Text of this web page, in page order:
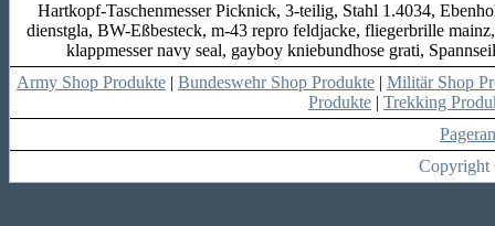
Hartkopf-Taschenmesser Picknick, 3-teilig, Stahl 1.4034,
dienstgla, BW-Eßbesteck, m-43 repro feldjacke, fliegerbrille
klappmesser navy seal, gayboy kniebundhose grati,
Army Shop Produkte | Bundeswehr Shop Produkte | Militär Shop
Produkte | Trekking